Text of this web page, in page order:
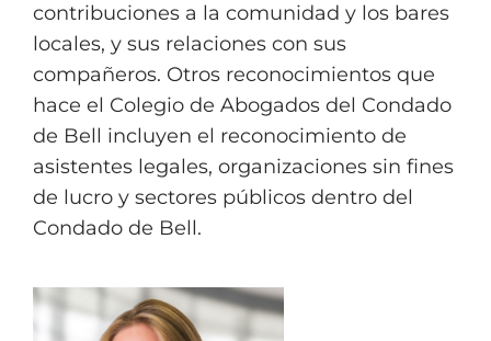
contribuciones a la comunidad y los bares
locales, y sus relaciones con sus
compañeros. Otros reconocimientos que
hace el Colegio de Abogados del Condado
de Bell incluyen el reconocimiento de
asistentes legales, organizaciones sin fines
de lucro y sectores públicos dentro del
Condado de Bell.